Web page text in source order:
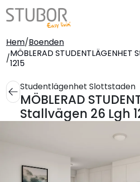
Hem/Boenden
/MÖBLERAD
1215
Studentlägenhet Slottstaden
MÖBLERAD
Stallvägen 26 Lgh